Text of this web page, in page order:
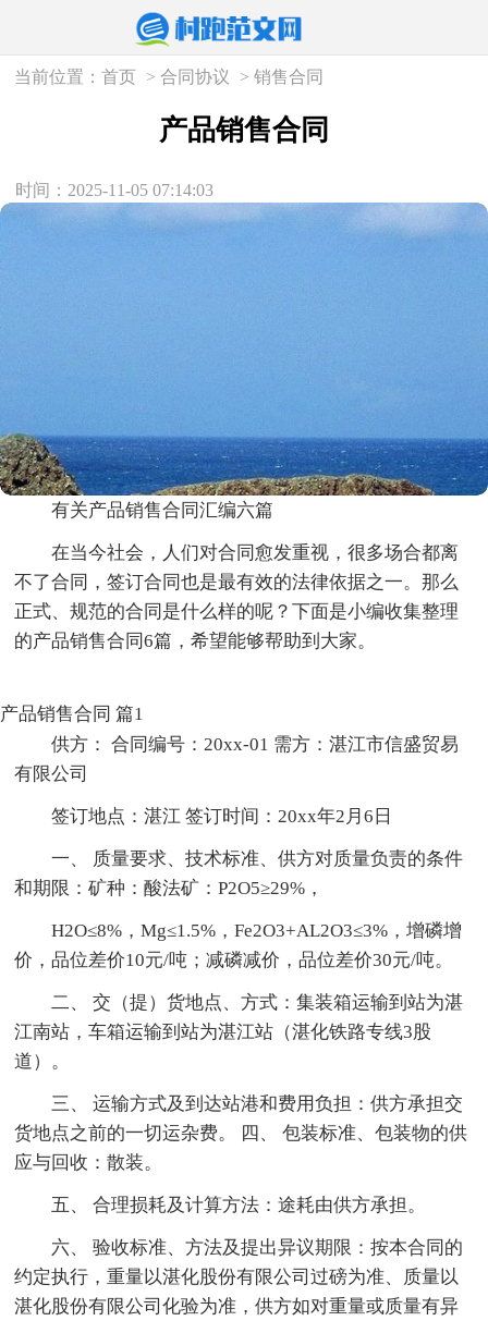
当前位置：首页 >合同协议 >销售合同
产品销售合同
时间：2025-11-05 07:14:03
有关产品销售合同汇编六篇
在当今社会，人们对合同愈发重视，很多场合都离
不了合同，签订合同也是最有效的法律依据之一。那么
正式、规范的合同是什么样的呢？下面是小编收集整理
的产品销售合同6篇，希望能够帮助到大家。
产品销售合同 篇1
供方： 合同编号：20xx-01 需方：湛江市信盛贸易
有限公司
签订地点：湛江 签订时间：20xx年2月6日
一、 质量要求、技术标准、供方对质量负责的条件
和期限：矿种：酸法矿：P2O5≥29%，
H2O≤8%，Mg≤1.5%，Fe2O3+AL2O3≤3%，增磷增
价，品位差价10元/吨；减磷减价，品位差价30元/吨。
二、 交（提）货地点、方式：集装箱运输到站为湛
江南站，车箱运输到站为湛江站（湛化铁路专线3股
道）。
三、 运输方式及到达站港和费用负担：供方承担交
货地点之前的一切运杂费。 四、 包装标准、包装物的供
应与回收：散装。
五、 合理损耗及计算方法：途耗由供方承担。
六、 验收标准、方法及提出异议期限：按本合同的
约定执行，重量以湛化股份有限公司过磅为准、质量以
湛化股份有限公司化验为准，供方如对重量或质量有异